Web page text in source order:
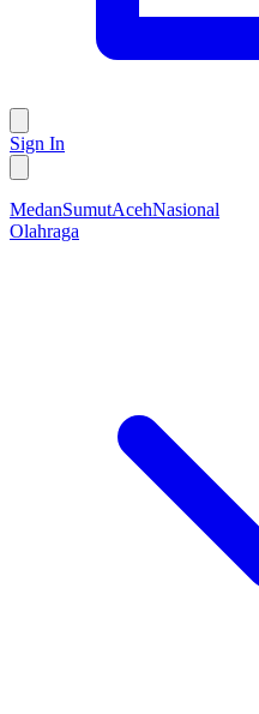
Sign In
MedanSumutAcehNasional
Olahraga